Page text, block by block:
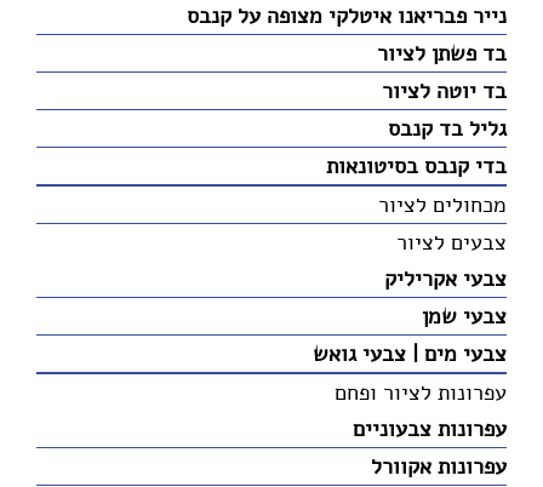
נייר פבריאנו איטלקי מצופה על קנבס
בד פשתן לציור
בד יוטה לציור
גליל בד קנבס
בדי קנבס בסיטונאות
מכחולים לציור
צבעים לציור
צבעי אקריליק
צבעי שמן
צבעי מים | צבעי גואש
עפרונות לציור ופחם
עפרונות צבעוניים
עפרונות אקוורל